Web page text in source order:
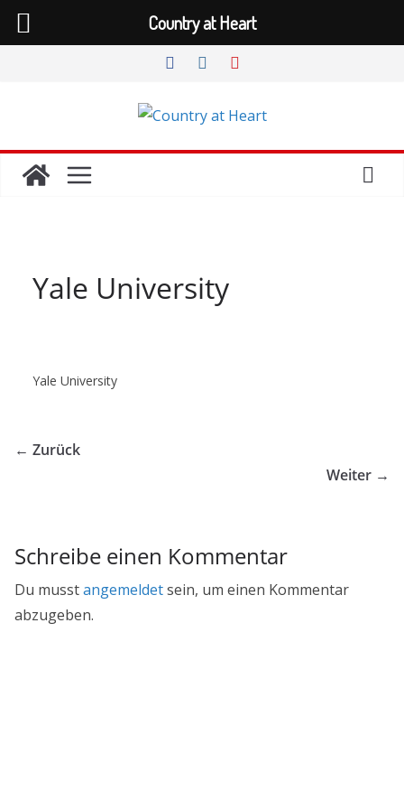
Yale University
Yale University
← Zurück
Weiter →
Schreibe einen Kommentar
Du musstangemeldetsein, um einen Kommentar
abzugeben.
Country at Heart